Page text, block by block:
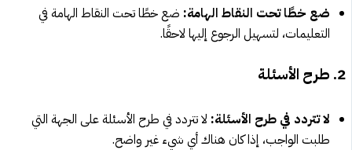
ضع خطًا تحت النقاط الهامة: ضع خطًا تحت النقاط الهامة في
التعليمات، لتسهيل الرجوع إليها لاحقًا.
2. طرح الأسئلة
لا تتردد في طرح الأسئلة: لا تتردد في طرح الأسئلة على الجهة التي
طلبت الواجب، إذا كان هناك أي شيء غير واضح.